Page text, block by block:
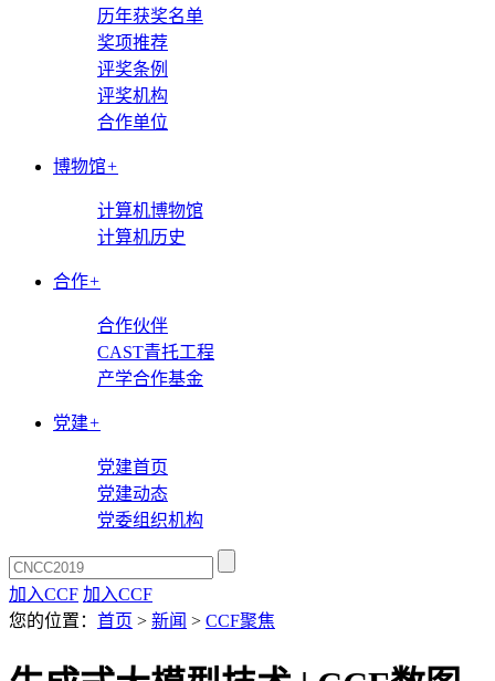
历年获奖名单
奖项推荐
评奖条例
评奖机构
合作单位
博物馆+
计算机博物馆
计算机历史
合作+
合作伙伴
CAST青托工程
产学合作基金
党建+
党建首页
党建动态
党委组织机构
加入CCF 加入CCF
您的位置： 首页 > 新闻 > CCF聚焦